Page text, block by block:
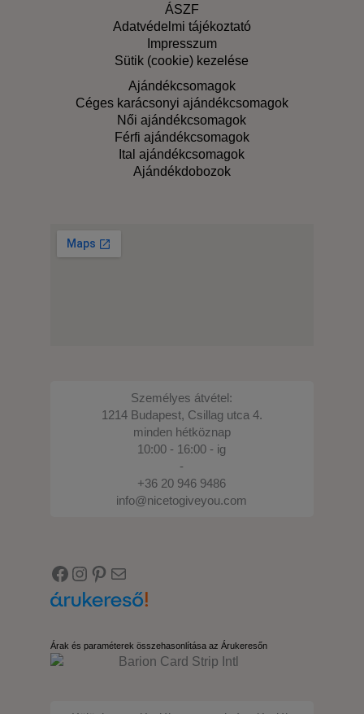
ÁSZF
Adatvédelmi tájékoztató
Impresszum
Sütik (cookie) kezelése
Ajándékcsomagok
Céges karácsonyi ajándékcsomagok
Női ajándékcsomagok
Férfi ajándékcsomagok
Ital ajándékcsomagok
Ajándékdobozok
Személyes átvétel:
1214 Budapest, Csillag utca 4.
minden hétköznap
10:00 - 16:00 - ig
-
+36 20 946 9486
info@nicetogiveyou.com
Facebook
Instagram
Pinterest
E-mail
Árak és paraméterek összehasonlítása az Árukeresőn